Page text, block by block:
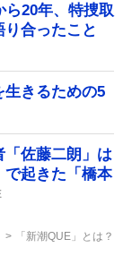
20年、特捜取
合ったこと
生きるための5
「佐藤二朗」は
起きた「橋本
「新潮QUE」とは？